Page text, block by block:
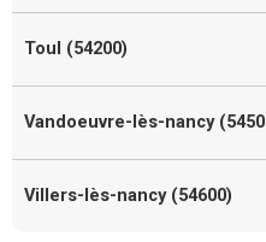
Toul (54200)
Vandoeuvre-lès-nancy
Villers-lès-nancy (54600)